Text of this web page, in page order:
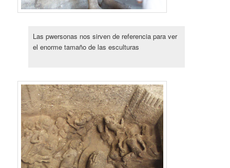
Las pwersonas nos sirven de referencia para ver
el enorme tamaño de las esculturas